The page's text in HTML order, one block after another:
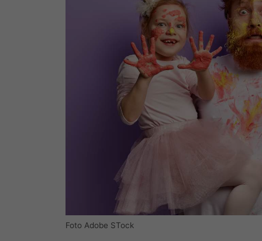
Foto Adobe STock